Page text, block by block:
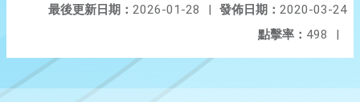
發佈日期： 2020-03-24
最後更新日期： 2026-01-28
|
點擊率： 498 |